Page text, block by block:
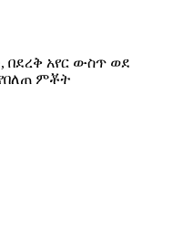
አየር ውስጥ ወደ
ምቾት